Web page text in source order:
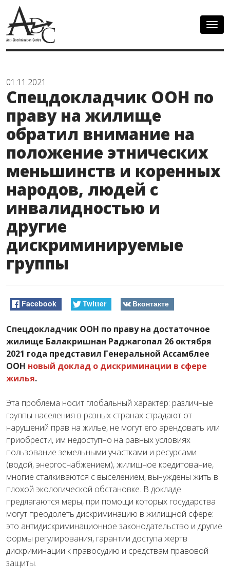
01.11.2021
Спецдокладчик ООН по
праву на жилище
обратил внимание на
положение этнических
меньшинств и коренных
народов, людей с
инвалидностью и
другие
дискриминируемые
группы
Facebook Twitter Вконтакте
Спецдокладчик ООН по праву на достаточное
жилище Балакришнан Раджагопал 26 октября
2021 года представил Генеральной Ассамблее
ООН новый доклад о дискриминации в сфере
жилья.
Эта проблема носит глобальный характер: различные
группы населения в разных странах страдают от
нарушений прав на жилье, не могут его арендовать или
приобрести, им недоступно на равных условиях
пользование земельными участками и ресурсами
(водой, энергоснабжением), жилищное кредитование,
многие сталкиваются с выселением, вынуждены жить в
плохой экологической обстановке. В докладе
предлагаются меры, при помощи которых государства
могут преодолеть дискриминацию в жилищной сфере:
это антидискриминационное законодательство и другие
формы регулирования, гарантии доступа жертв
дискриминации к правосудию и средствам правовой
защиты.